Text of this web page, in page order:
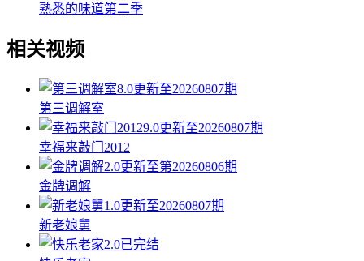
熟悉的味道第二季
相关视频
8.0更新至20260807期
第三调解室
9.0更新至20260807期
幸福来敲门2012
2.0更新至第20260806期
金牌调解
1.0更新至20260807期
新老娘舅
2.0已完结